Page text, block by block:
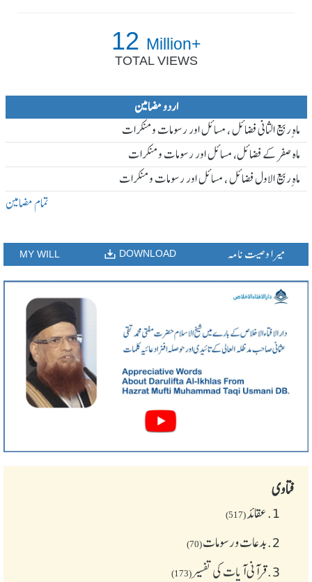
12 Million+
TOTAL VIEWS
اردو مضامین
ماہ ِربیع الثانی فضائل ، مسائل اور رسومات و منکرات
ماہ صفر کے فضائل، مسائل اور رسومات و منکرات
ماہ ِربیع الاول فضائل ، مسائل اور رسومات و منکرات
تمام مضامین
MY WILL DOWNLOAD میرا وصیت نامہ
فتاوی
1. عقائد(517)
2. بدعات و رسومات(70)
3. قرآنی آیات کی تفسیر(173)